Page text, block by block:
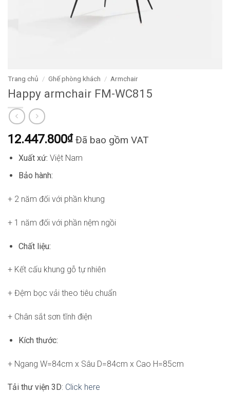
Trang chủ / Ghế phòng khách / Armchair
Happy armchair FM-WC815
12.447.800₫ Đã bao gồm VAT
Xuất xứ: Việt Nam
Bảo hành:
+ 2 năm đối với phần khung
+ 1 năm đối với phần nệm ngồi
Chất liệu:
+ Kết cấu khung gỗ tự nhiên
+ Đệm bọc vải theo tiêu chuẩn
+ Chân sắt sơn tĩnh điện
Kích thước:
+ Ngang W=84cm x Sâu D=84cm x Cao H=85cm
Tải thư viện 3D: Click here